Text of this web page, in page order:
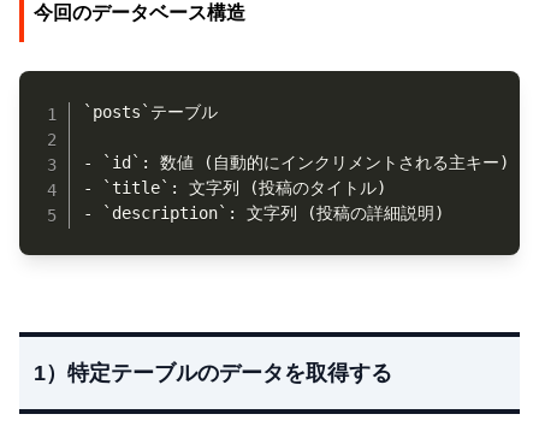
今回のデータベース構造
`posts`テーブル
- `id`: 数値 (自動的にインクリメントされる主キー)
- `title`: 文字列 (投稿のタイトル)
- `description`: 文字列 (投稿の詳細説明)
1）特定テーブルのデータを取得する